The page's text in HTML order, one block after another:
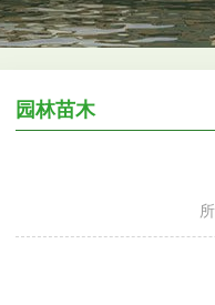
园林苗木